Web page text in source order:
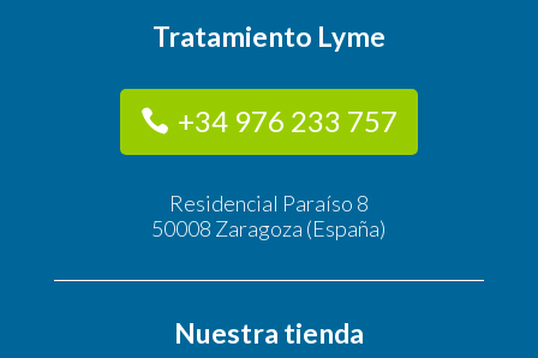
Tratamiento Lyme
+34 976 233 757
Residencial Paraíso 8
50008 Zaragoza (España)
Nuestra tienda